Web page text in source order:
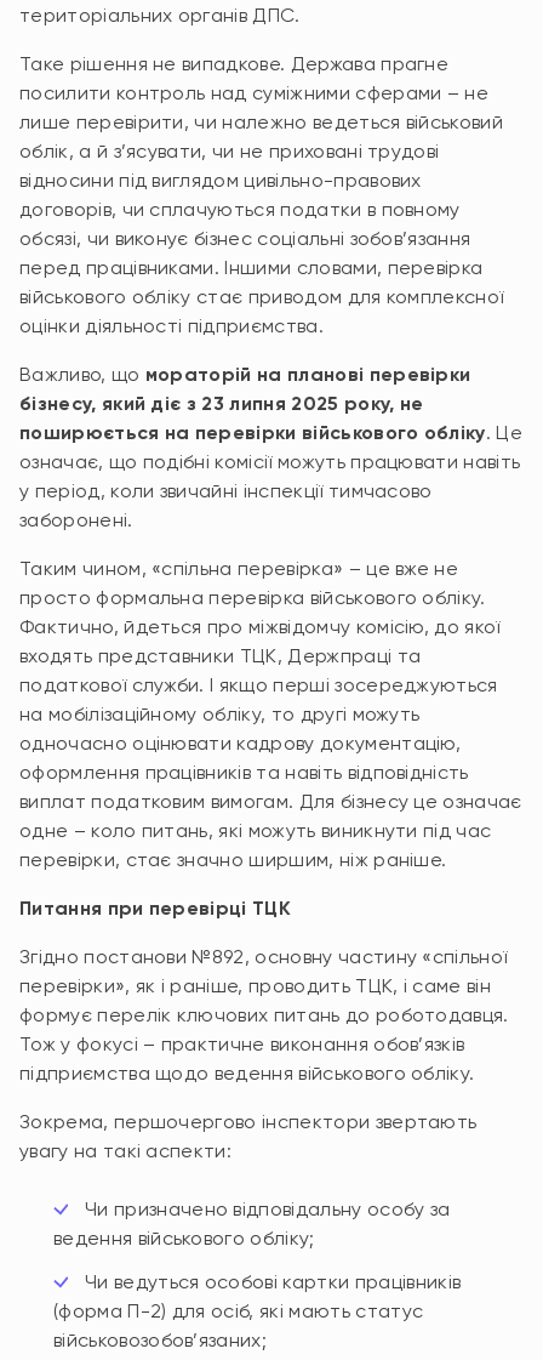
територіальних органів ДПС.
Таке рішення не випадкове. Держава прагне
посилити контроль над суміжними сферами – не
лише перевірити, чи належно ведеться військовий
облік, а й з’ясувати, чи не приховані трудові
відносини під виглядом цивільно-правових
договорів, чи сплачуються податки в повному
обсязі, чи виконує бізнес соціальні зобов’язання
перед працівниками. Іншими словами, перевірка
військового обліку стає приводом для комплексної
оцінки діяльності підприємства.
Важливо, що мораторій на планові перевірки
бізнесу, який діє з 23 липня 2025 року, не
поширюється на перевірки військового обліку. Це
означає, що подібні комісії можуть працювати навіть
у період, коли звичайні інспекції тимчасово
заборонені.
Таким чином, «спільна перевірка» – це вже не
просто формальна перевірка військового обліку.
Фактично, йдеться про міжвідомчу комісію, до якої
входять представники ТЦК, Держпраці та
податкової служби. І якщо перші зосереджуються
на мобілізаційному обліку, то другі можуть
одночасно оцінювати кадрову документацію,
оформлення працівників та навіть відповідність
виплат податковим вимогам. Для бізнесу це означає
одне – коло питань, які можуть виникнути під час
перевірки, стає значно ширшим, ніж раніше.
Питання при перевірці ТЦК
Згідно постанови №892, основну частину «спільної
перевірки», як і раніше, проводить ТЦК, і саме він
формує перелік ключових питань до роботодавця.
Тож у фокусі – практичне виконання обов’язків
підприємства щодо ведення військового обліку.
Зокрема, першочергово інспектори звертають
увагу на такі аспекти:
Чи призначено відповідальну особу за
ведення військового обліку;
Чи ведуться особові картки працівників
(форма П-2) для осіб, які мають статус
військовозобов’язаних;